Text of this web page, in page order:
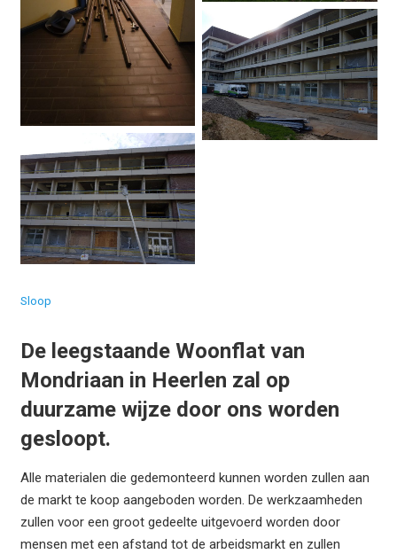
Sloop
De leegstaande Woonflat van
Mondriaan in Heerlen zal op
duurzame wijze door ons worden
gesloopt.
Alle materialen die gedemonteerd kunnen worden zullen aan
de markt te koop aangeboden worden. De werkzaamheden
zullen voor een groot gedeelte uitgevoerd worden door
mensen met een afstand tot de arbeidsmarkt en zullen